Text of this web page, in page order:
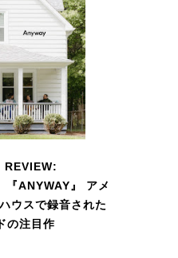
REVIEW:
ANYWAY』 アメ
ウスで録音された
の注目作